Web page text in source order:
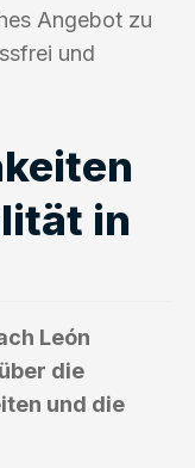
Angebot zu
und
in
León
die
und die